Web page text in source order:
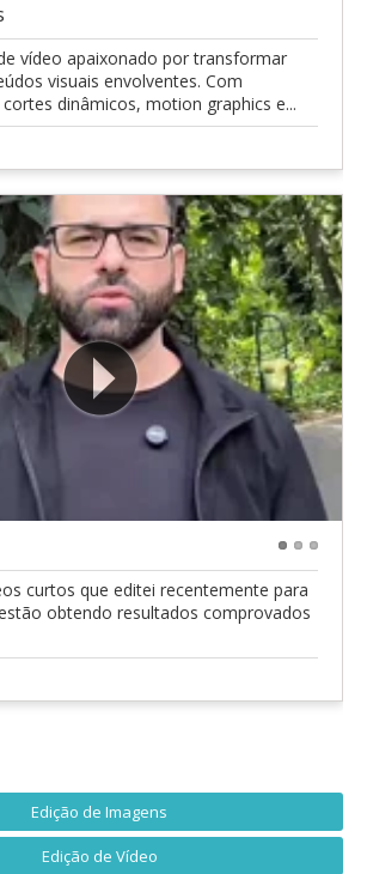
vídeo apaixonado por transformar
visuais envolventes. Com
dinâmicos, motion graphics e...
curtos que editei recentemente para
obtendo resultados comprovados
Edição de Imagens
Edição de Vídeo